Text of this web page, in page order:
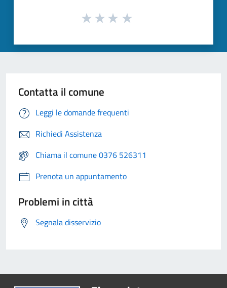
Contatta il comune
Leggi le domande frequenti
Richiedi Assistenza
Chiama il comune 0376 526311
Prenota un appuntamento
Problemi in città
Segnala disservizio